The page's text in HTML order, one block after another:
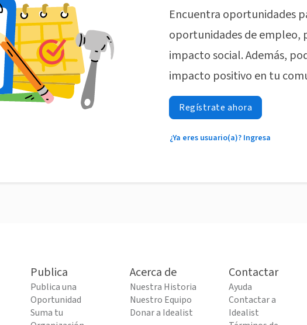
Encuentra oportunidades
oportunidades de empleo,
impacto social. Además,
impacto positivo en tu
Regístrate ahora
¿Ya eres usuario(a)? Ingresa
Publica
Publica una
Oportunidad
Suma tu
Acerca de
Nuestra Historia
Nuestro Equipo
Donar a Idealist
Contactar
Ayuda
Contactar a
Idealist